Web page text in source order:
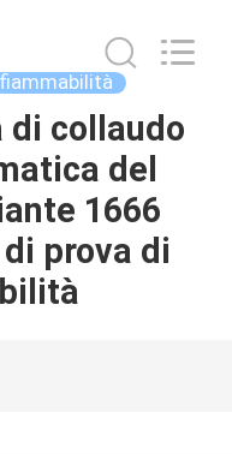
di collaudo
del
1666
prova di